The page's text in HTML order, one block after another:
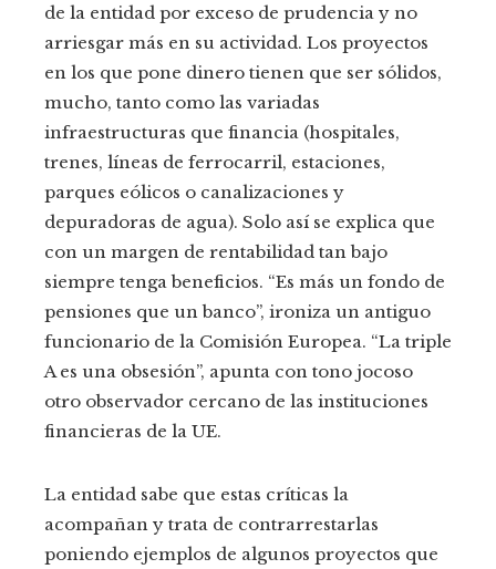
de la entidad por exceso de prudencia y no
arriesgar más en su actividad. Los proyectos
en los que pone dinero tienen que ser sólidos,
mucho, tanto como las variadas
infraestructuras que financia (hospitales,
trenes, líneas de ferrocarril, estaciones,
parques eólicos o canalizaciones y
depuradoras de agua). Solo así se explica que
con un margen de rentabilidad tan bajo
siempre tenga beneficios. “Es más un fondo de
pensiones que un banco”, ironiza un antiguo
funcionario de la Comisión Europea. “La triple
A es una obsesión”, apunta con tono jocoso
otro observador cercano de las instituciones
financieras de la UE.
La entidad sabe que estas críticas la
acompañan y trata de contrarrestarlas
poniendo ejemplos de algunos proyectos que